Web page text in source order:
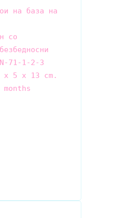
на база на
со
x 5 x 13 cm.
months